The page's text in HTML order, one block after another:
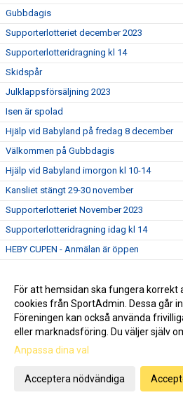
Gubbdagis
Supporterlotteriet december 2023
Supporterlotteridragning kl 14
Skidspår
Julklappsförsäljning 2023
Isen är spolad
Hjälp vid Babyland på fredag 8 december
Välkommen på Gubbdagis
Hjälp vid Babyland imorgon kl 10-14
Kansliet stängt 29-30 november
Supporterlotteriet November 2023
Supporterlotteridragning idag kl 14
HEBY CUPEN - Anmälan är öppen
Välkommen på Gubbdagis
Gå till Webbversion
För att hemsidan ska fungera korrekt
cookies från SportAdmin. Dessa går
Föreningen kan också använda
eller marknadsföring. Du väljer själv
Anpassa dina val
Acceptera nödvändiga